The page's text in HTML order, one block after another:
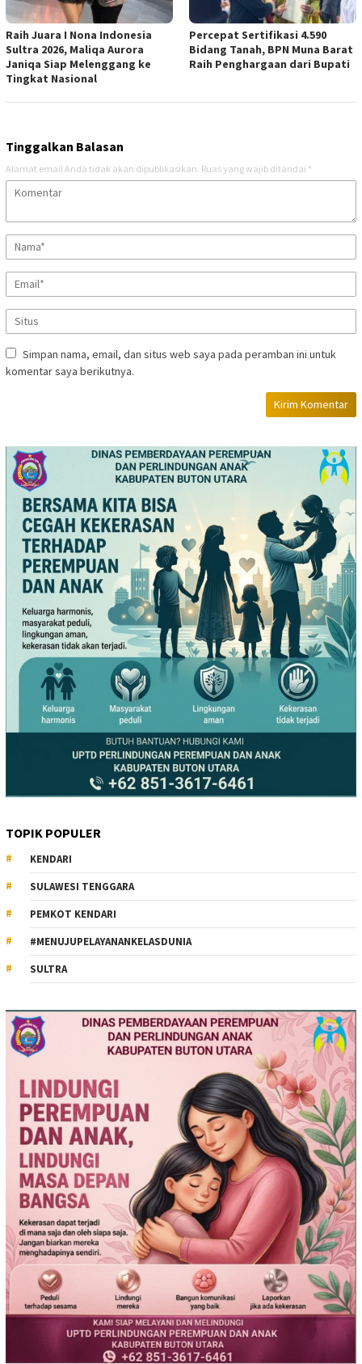
Raih Juara I Nona Indonesia
Sultra 2026, Maliqa Aurora
Janiqa Siap Melenggang ke
Tingkat Nasional
Percepat Sertifikasi 4.590
Bidang Tanah, BPN Muna Barat
Raih Penghargaan dari Bupati
Tinggalkan Balasan
Alamat email Anda tidak akan dipublikasikan. Ruas yang wajib ditandai *
Simpan nama, email, dan situs web saya pada peramban ini untuk
komentar saya berikutnya.
TOPIK POPULER
KENDARI
SULAWESI TENGGARA
PEMKOT KENDARI
#MENUJUPELAYANANKELASDUNIA
SULTRA